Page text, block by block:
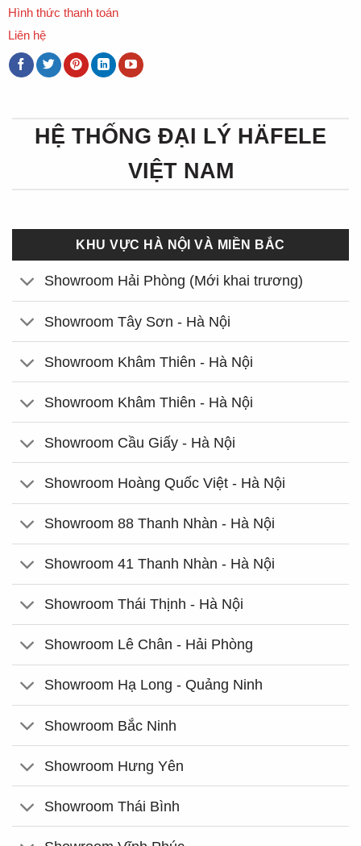
Hình thức thanh toán
Liên hệ
HỆ THỐNG ĐẠI LÝ HÄFELE
VIỆT NAM
KHU VỰC HÀ NỘI VÀ MIỀN BẮC
Showroom Hải Phòng (Mới khai trương)
Showroom Tây Sơn - Hà Nội
Showroom Khâm Thiên - Hà Nội
Showroom Khâm Thiên - Hà Nội
Showroom Cầu Giấy - Hà Nội
Showroom Hoàng Quốc Việt - Hà Nội
Showroom 88 Thanh Nhàn - Hà Nội
Showroom 41 Thanh Nhàn - Hà Nội
Showroom Thái Thịnh - Hà Nội
Showroom Lê Chân - Hải Phòng
Showroom Hạ Long - Quảng Ninh
Showroom Bắc Ninh
Showroom Hưng Yên
Showroom Thái Bình